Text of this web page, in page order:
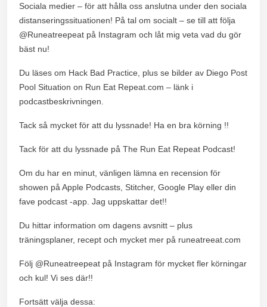
Sociala medier – för att hålla oss anslutna under den sociala
distanseringssituationen! På tal om socialt – se till att följa
@Runeatreepeat på Instagram och låt mig veta vad du gör
bäst nu!
Du läses om Hack Bad Practice, plus se bilder av Diego Post
Pool Situation on Run Eat Repeat.com – länk i
podcastbeskrivningen.
Tack så mycket för att du lyssnade! Ha en bra körning !!
Tack för att du lyssnade på The Run Eat Repeat Podcast!
Om du har en minut, vänligen lämna en recension för
showen på Apple Podcasts, Stitcher, Google Play eller din
fave podcast -app. Jag uppskattar det!!
Du hittar information om dagens avsnitt – plus
träningsplaner, recept och mycket mer på runeatreeat.com
Följ @Runeatreepeat på Instagram för mycket fler körningar
och kul! Vi ses där!!
Fortsätt välja dessa: